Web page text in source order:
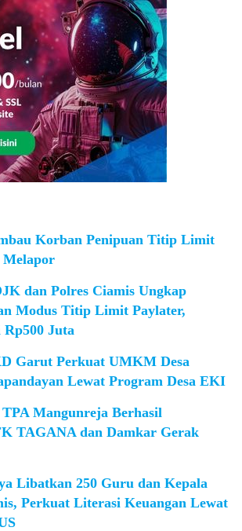
Korban Penipuan Titip Limit
Melapor
dan Polres Ciamis Ungkap
Modus Titip Limit Paylater,
Juta
Garut Perkuat UMKM Desa
Lewat Program Desa EKI
Mangunreja Berhasil
TAGANA dan Damkar Gerak
Libatkan 250 Guru dan Kepala
Perkuat Literasi Keuangan Lewat